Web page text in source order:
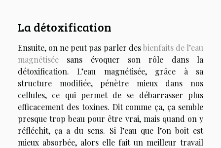
La détoxification
Ensuite, on ne peut pas parler desbienfaits de l’eau
magnétisée sans évoquer son rôle dans la
détoxification. L’eau magnétisée, grâce à sa
structure modifiée, pénètre mieux dans nos
cellules, ce qui permet de se débarrasser plus
efficacement des toxines. Dit comme ça, ça semble
presque trop beau pour être vrai, mais quand on y
réfléchit, ça a du sens. Si l’eau que l’on boit est
mieux absorbée, alors elle fait un meilleur travail